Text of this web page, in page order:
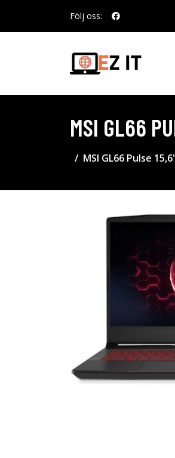
Följ oss:
MSI GL66
MSI GL66 Pulse